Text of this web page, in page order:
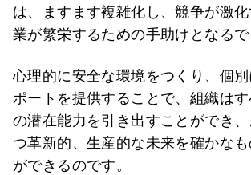
は、ますます複雑化し、競争が激
業が繁栄するための手助けとなるで
心理的に安全な環境をつくり、個
ポートを提供することで、組織は
の潜在能力を引き出すことができ
つ革新的、生産的な未来を確かなも
ができるのです。